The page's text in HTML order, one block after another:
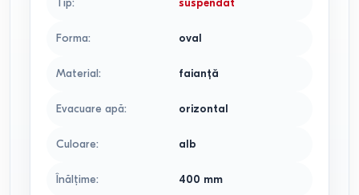
Tip: suspendat
Forma: oval
Material: faianţă
Evacuare apă: orizontal
Culoare: alb
Înălţime: 400 mm